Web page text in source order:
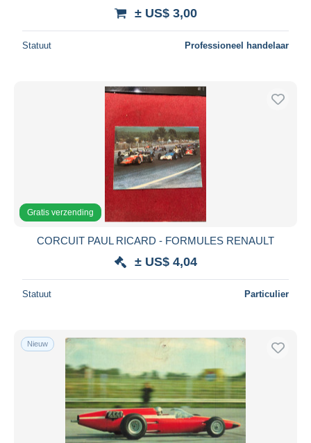
± US$ 3,00
Statuut Professioneel handelaar
Gratis verzending
CORCUIT PAUL RICARD - FORMULES RENAULT
± US$ 4,04
Statuut Particulier
Nieuw